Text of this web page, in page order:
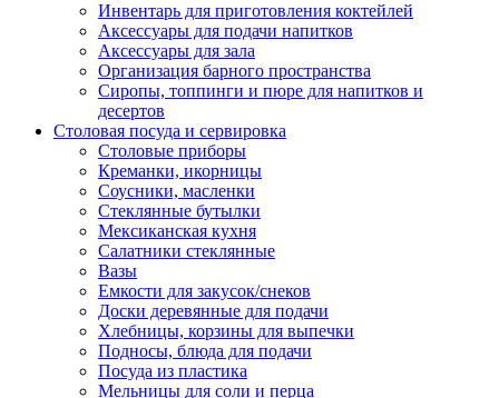
Инвентарь для приготовления коктейлей
Аксессуары для подачи напитков
Аксессуары для зала
Организация барного пространства
Сиропы, топпинги и пюре для напитков и
десертов
Столовая посуда и сервировка
Столовые приборы
Креманки, икорницы
Соусники, масленки
Стеклянные бутылки
Мексиканская кухня
Салатники стеклянные
Вазы
Емкости для закусок/снеков
Доски деревянные для подачи
Хлебницы, корзины для выпечки
Подносы, блюда для подачи
Посуда из пластика
Мельницы для соли и перца